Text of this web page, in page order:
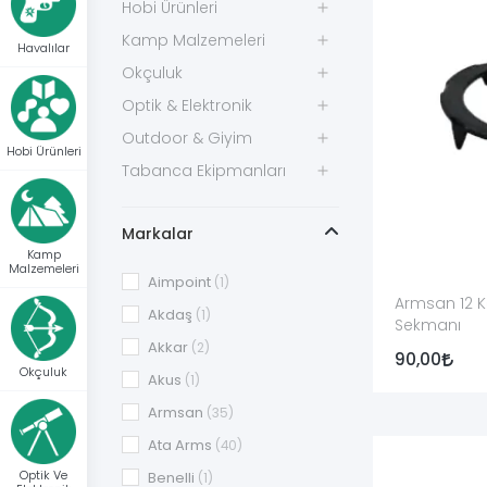
Havalılar
Hobi Ürünleri
Kamp
Malzemeleri
Okçuluk
Optik Ve
12 ve 20 kalibre tüfeklerin yalnız namlu ve fişek
Üretici açıkça ortak kullanım belirtmediği sürece
geçerlidir.
“12 ve 20 kalibre uyumlu” olarak sunulan bir
Gazlı yarı otomatik tüfeklerde namludan alınan
farklıdır.
Gaz pistonu, piston contası veya gaz sistemi
oluşturmaz.
Standart, hafif yük veya ağır yük gibi piston
performans vaadine dönüştürülmemelidir.
Montajlı Tetik Tertibatı ve
Hobi Ürünleri
Kamp Malzemeleri
Okçuluk
Optik & Elektronik
Outdoor & Giyim
Tabanca Ekipmanları
Markalar
Aimpoint (1)
Akdaş (1)
Akkar (2)
Akus (1)
Armsan (35)
Ata Arms (40)
Benelli (1)
Armsan 12
Sekmanı
90,00